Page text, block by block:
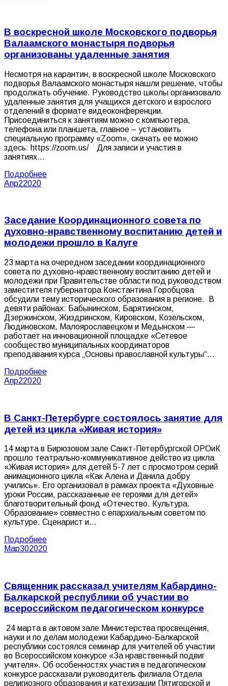
В воскресной школе Московского подворья
Валаамского монастыря подворья
организованы удаленные занятия
Несмотря на карантин, в воскресной школе Московского
подворья Валаамского монастыря нашли решение, чтобы
продолжать обучение. Руководство школы организовало
удаленные занятия для учащихся детского и взрослого
отделений в формате видеоконференции.
Присоединиться к занятиям можно с компьютера,
телефона или планшета, главное – установить
специальную программу «Zoom», скачать ее можно
здесь: https://zoom.us/ Для записи и участия в
занятиях…
Подробнее
Апр22020
Заседание Координационного совета по
духовно-нравственному воспитанию детей и
молодежи прошло в Калуге
23 марта на очередном заседании координационного
совета по духовно-нравственному воспитанию детей и
молодежи при Правительстве области под руководством
заместителя губернатора Константина Горобцова
обсудили тему исторического образования в регионе. В
девяти районах: Бабынинском, Барятинском,
Дзержинском, Жиздринском, Кировском, Козельском,
Людиновском, Малоярославецком и Медынском —
работает на инновационной площадке «Сетевое
сообщество муниципальных координаторов
преподавания курса „Основы православной культуры“…
Подробнее
Апр22020
В Санкт-Петербурге состоялось занятие для
детей из цикла «Живая история»
14 марта в Бирюзовом зале Санкт-Петербургской ОРОиК
прошло театрально-коммуникативное действо из цикла
«Живая история» для детей 5-7 лет с просмотром серий
анимационного цикла «Как Алена и Данила добру
учились». Его организовал в рамках проекта «Духовные
уроки России, рассказанные ее героями для детей»
благотворительный фонд «Отечество. Культура.
Образование» совместно с епархиальным советом по
культуре. Сценарист и…
Подробнее
Мар302020
Священник рассказал учителям Кабардино-
Балкарской республики об участии во
всероссийском педагогическом конкурсе
24 марта в актовом зале Министерства просвещения,
науки и по делам молодежи Кабардино-Балкарской
республики состоялся семинар для учителей об участии
во Всероссийском конкурсе «За нравственный подвиг
учителя». Об особенностях участия в педагогическом
конкурсе рассказали руководитель филиала Отдела
религиозного образования и катехизации Пятигорской и